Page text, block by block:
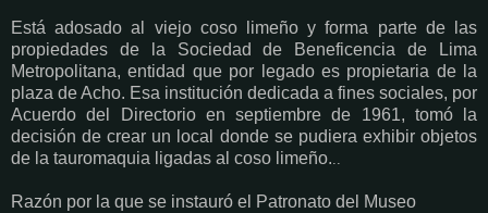
Está adosado al viejo coso limeño y forma parte de las
propiedades de la Sociedad de Beneficencia de Lima
Metropolitana, entidad que por legado es propietaria de la
plaza de Acho. Esa institución dedicada a fines sociales, por
Acuerdo del Directorio en septiembre de 1961, tomó la
decisión de crear un local donde se pudiera exhibir objetos
de la tauromaquia ligadas al coso limeño...
Razón por la que se instauró el Patronato del Museo